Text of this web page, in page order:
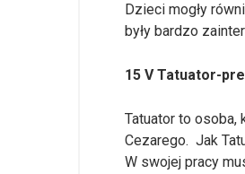
Dzieci mogły
były bardzo
15 V Tatuator-
Tatuator to osoba,
Cezarego. Jak
W swojej pracy